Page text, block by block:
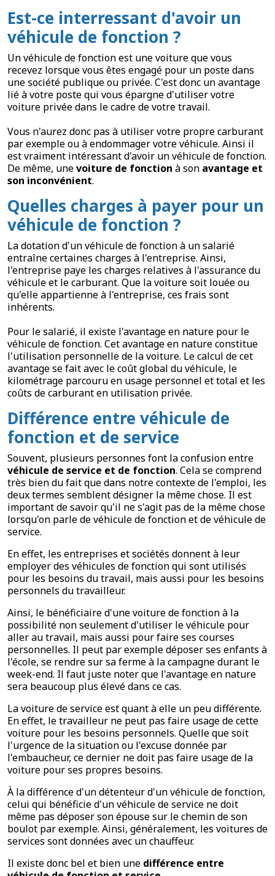
Est-ce interressant d'avoir un
véhicule de fonction ?
Un véhicule de fonction est une voiture que vous
recevez lorsque vous êtes engagé pour un poste dans
une société publique ou privée. C'est donc un avantage
lié à votre poste qui vous épargne d'utiliser votre
voiture privée dans le cadre de votre travail.
Vous n'aurez donc pas à utiliser votre propre carburant
par exemple ou à endommager votre véhicule. Ainsi il
est vraiment intéressant d'avoir un véhicule de fonction.
De même, unevoiture de fonction à son avantage et
son inconvénient.
Quelles charges à payer pour un
véhicule de fonction ?
La dotation d'un véhicule de fonction à un salarié
entraîne certaines charges à l'entreprise. Ainsi,
l'entreprise paye les charges relatives à l'assurance du
véhicule et le carburant. Que la voiture soit louée ou
qu'elle appartienne à l'entreprise, ces frais sont
inhérents.
Pour le salarié, il existe l'avantage en nature pour le
véhicule de fonction. Cet avantage en nature constitue
l'utilisation personnelle de la voiture. Le calcul de cet
avantage se fait avec le coût global du véhicule, le
kilométrage parcouru en usage personnel et total et les
coûts de carburant en utilisation privée.
Différence entre véhicule de
fonction et de service
Souvent, plusieurs personnes font la confusion entre
véhicule de service et de fonction. Cela se comprend
très bien du fait que dans notre contexte de l'emploi, les
deux termes semblent désigner la même chose. Il est
important de savoir qu'il ne s'agit pas de la même chose
lorsqu'on parle de véhicule de fonction et de véhicule de
service.
En effet, les entreprises et sociétés donnent à leur
employer des véhicules de fonction qui sont utilisés
pour les besoins du travail, mais aussi pour les besoins
personnels du travailleur.
Ainsi, le bénéficiaire d'une voiture de fonction à la
possibilité non seulement d'utiliser le véhicule pour
aller au travail, mais aussi pour faire ses courses
personnelles. Il peut par exemple déposer ses enfants à
l'école, se rendre sur sa ferme à la campagne durant le
week-end. Il faut juste noter que l'avantage en nature
sera beaucoup plus élevé dans ce cas.
La voiture de service est quant à elle un peu différente.
En effet, le travailleur ne peut pas faire usage de cette
voiture pour les besoins personnels. Quelle que soit
l'urgence de la situation ou l'excuse donnée par
l'embaucheur, ce dernier ne doit pas faire usage de la
voiture pour ses propres besoins.
À la différence d'un détenteur d'un véhicule de fonction,
celui qui bénéficie d'un véhicule de service ne doit
même pas déposer son épouse sur le chemin de son
boulot par exemple. Ainsi, généralement, les voitures de
services sont données avec un chauffeur.
Il existe donc bel et bien une différence entre